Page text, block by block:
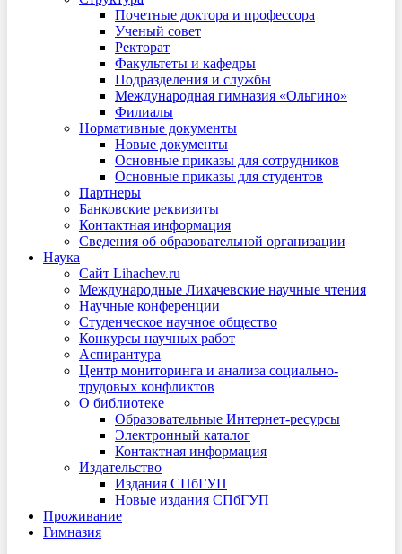
Почетные доктора и профессора
Ученый совет
Ректорат
Факультеты и кафедры
Подразделения и службы
Международная гимназия «Ольгино»
Филиалы
Нормативные документы
Новые документы
Основные приказы для сотрудников
Основные приказы для студентов
Партнеры
Банковские реквизиты
Контактная информация
Сведения об образовательной организации
Наука
Сайт Lihachev.ru
Международные Лихачевские научные чтения
Научные конференции
Студенческое научное общество
Конкурсы научных работ
Аспирантура
Центр мониторинга и анализа социально-
трудовых конфликтов
О библиотеке
Образовательные Интернет-ресурсы
Электронный каталог
Контактная информация
Издательство
Издания СПбГУП
Новые издания СПбГУП
Проживание
Гимназия